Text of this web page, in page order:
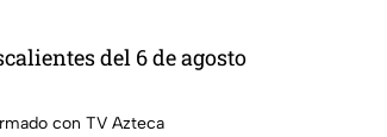
del 6 de agosto
con TV Azteca